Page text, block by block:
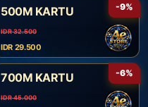
-9%
500M KARTU
IDR 32.500
IDR 29.500
-6%
700M KARTU
IDR 45.000